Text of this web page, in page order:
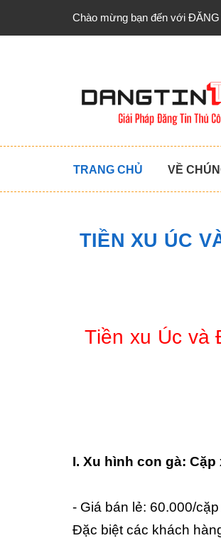
Chào mừng bạn đến với
TRANG CHỦ VỀ
TIỀN XU ÚC
Tiền xu Úc và
I. Xu hình con gà:
- Giá bán lẻ: 60.000/
Đặc biệt các khách